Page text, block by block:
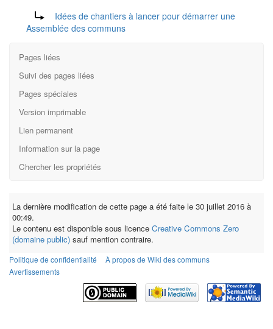
Rediriger vers :
Idées de chantiers à lancer pour démarrer une
Assemblée des communs
Pages liées
Suivi des pages liées
Pages spéciales
Version imprimable
Lien permanent
Information sur la page
Chercher les propriétés
La dernière modification de cette page a été faite le 30 juillet 2016 à
00:49.
Le contenu est disponible sous licence Creative Commons Zero
(domaine public) sauf mention contraire.
Politique de confidentialité
À propos de Wiki des communs
Avertissements